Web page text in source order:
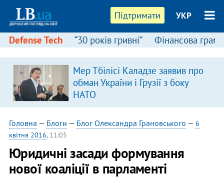
Підтримати УКР
Defense Tech “30 років гривні” Фінансова
Мер Тбілісі Каладзе заявив про
обман України і Грузії з боку
НАТО
Головна — Блоги — Блог Олександра Грановського — 6
квітня 2016, 11:05
Юридичні засади формування
нової коаліції в парламенті